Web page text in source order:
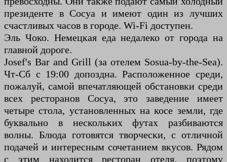
президенте в Сосуа и имеют один из лучших
счастливых часов в городе. Wi-Fi доступен.
Эль Чоко. Немецкая еда недалеко от города на
главной дороге.
Josef's Bar and Grill (за отелем Sosua-by-the-Sea).
Чт-Сб с 19:00 допоздна. Расположенное среди,
пожалуй, самой впечатляющей обстановки среди
всех ресторанов Сосуа, это заведение имеет
четыре стола, установленных на косе земли, где
буквально в нескольких футах разбиваются
волны. Блюда готовятся творчески, с отличной
подачей и интересным сочетанием вкусов. Рядом
с этим находится ресторан отеля, поэтому